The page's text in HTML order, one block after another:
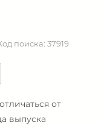
поиска: 37919
от
выпуска